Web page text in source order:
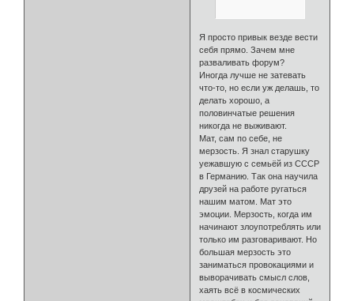
Я просто привык везде вести
себя прямо. Зачем мне
разваливать форум?
Иногда лучше не затевать
что-то, но если уж делашь, то
делать хорошо, а
половинчатые решения
никогда не выживают.
Мат, сам по себе, не
мерзость. Я знал старушку
уежавшую с семьёй из СССР
в Германию. Так она научила
друзей на работе ругаться
нашим матом. Мат это
эмоции. Мерзость, когда им
начинают злоупотреблять или
только им разговаривают. Но
большая мерзость это
заниматься провокациями и
выворачивать смысл слов,
хаять всё в космических